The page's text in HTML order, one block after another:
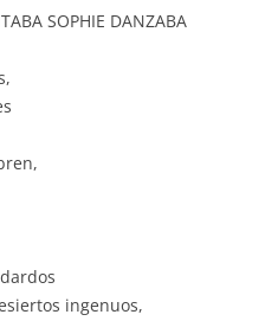
SOPHIE DANZABA
ingenuos,